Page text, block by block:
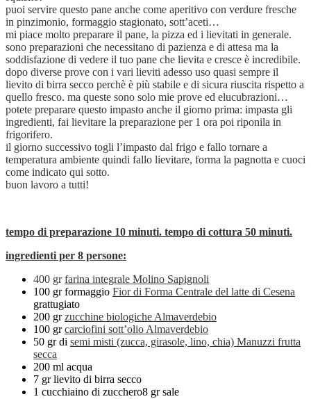
puoi servire questo pane anche come aperitivo con verdure fresche
in pinzimonio, formaggio stagionato, sott’aceti…
mi piace molto preparare il pane, la pizza ed i lievitati in generale.
sono preparazioni che necessitano di pazienza e di attesa ma la
soddisfazione di vedere il tuo pane che lievita e cresce è incredibile.
dopo diverse prove con i vari lieviti adesso uso quasi sempre il
lievito di birra secco perchè è più stabile e di sicura riuscita rispetto a
quello fresco. ma queste sono solo mie prove ed elucubrazioni…
potete preparare questo impasto anche il giorno prima: impasta gli
ingredienti, fai lievitare la preparazione per 1 ora poi riponila in
frigorifero.
il giorno successivo togli l’impasto dal frigo e fallo tornare a
temperatura ambiente quindi fallo lievitare, forma la pagnotta e cuoci
come indicato qui sotto.
buon lavoro a tutti!
tempo di preparazione 10 minuti. tempo di cottura 50 minuti.
ingredienti per 8 persone:
400 grfarina integrale Molino Sapignoli
100 gr formaggio Fior di Forma Centrale del latte di Cesena
grattugiato
200 grzucchine biologiche Almaverdebio
100 grcarciofini sott’olio Almaverdebio
50 gr di semi misti (zucca, girasole, lino, chia) Manuzzi frutta
secca
200 ml acqua
7 gr lievito di birra secco
1 cucchiaino di zucchero8 gr sale